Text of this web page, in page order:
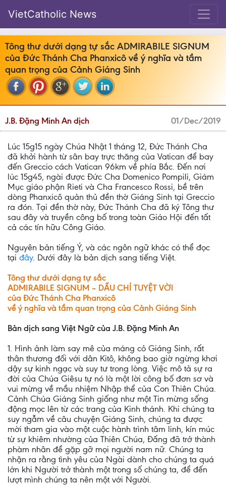
VietCatholic News
Tông thư dưới dạng tự sắc ADMIRABILE SIGNUM
của Đức Thánh Cha Phanxicô về ý nghĩa và tầm
quan trọng của Cảnh Giáng Sinh
J.B. Đặng Minh An dịch 01/Dec/2019
Lúc 15g15 ngày Chúa Nhật 1 tháng 12, Đức Thánh Cha
đã khởi hành từ sân bay trực thăng của Vatican để bay
đến Greccio cách Vatican 96km về phía Bắc. Đến nơi
lúc 15g45, ngài được Đức Cha Domenico Pompili, Giám
Mục giáo phận Rieti và Cha Francesco Rossi, bề trên
dòng Phanxicô quản thủ đền thờ Giáng Sinh tại Greccio
ra đón. Tại đền thờ này, Đức Thánh Cha đã ký Tông thư
sau đây và truyền công bố trong toàn Giáo Hội đến tất
cả các tín hữu Công Giáo.
Nguyên bản tiếng Ý, và các ngôn ngữ khác có thể đọc
tại đây. Dưới đây là bản dịch sang tiếng Việt.
Tông thư dưới dạng tự sắc
ADMIRABILE SIGNUM – DẤU CHỈ TUYỆT VỜI
của Đức Thánh Cha Phanxicô
về ý nghĩa và tầm quan trọng của Cảnh Giáng Sinh
Bản dịch sang Việt Ngữ của J.B. Đặng Minh An
1. Hình ảnh làm say mê của máng cỏ Giáng Sinh, rất
thân thương đối với dân Kitô, không bao giờ ngừng khơi
dậy sự kinh ngạc và suy tư trong lòng. Việc mô tả sự ra
đời của Chúa Giêsu tự nó là một lời công bố đơn sơ và
vui mừng về mầu nhiệm Nhập thể của Con Thiên Chúa.
Cảnh Chúa Giáng Sinh giống như một Tin mừng sống
động mọc lên từ các trang của Kinh thánh. Khi chúng ta
suy ngẫm về câu chuyện Giáng Sinh, chúng ta được
mời tham gia vào một cuộc hành trình tâm linh, kín múc
từ sự khiêm nhường của Thiên Chúa, Đấng đã trở thành
phàm nhân để gặp gỡ mọi người nam nữ. Chúng ta
nhận ra rằng tình yêu của Ngài dành cho chúng ta quá
lớn khi Người trở thành một trong số chúng ta, để đến
lượt mình chúng ta nên một với Người.